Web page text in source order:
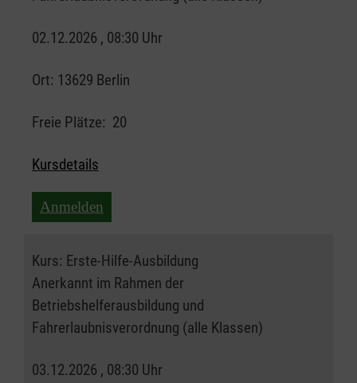
02.12.2026 , 08:30 Uhr
Ort: 13629 Berlin
Freie Plätze: 20
Kursdetails
Anmelden
Kurs: Erste-Hilfe-Ausbildung
Anerkannt im Rahmen der
Betriebshelferausbildung und
Fahrerlaubnisverordnung (alle Klassen)
03.12.2026 , 08:30 Uhr